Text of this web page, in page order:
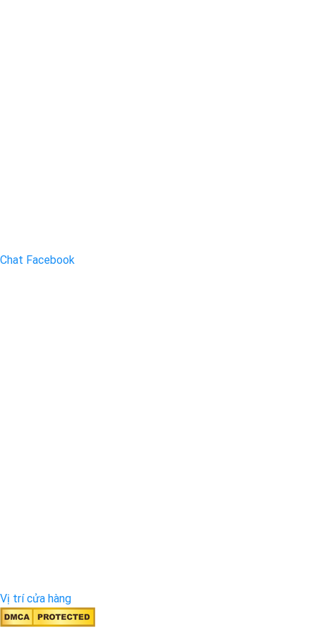
Chat Facebook
Vị trí cửa hàng